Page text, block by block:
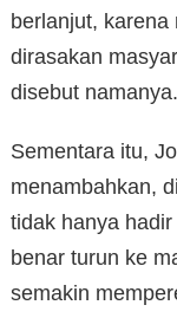
berlanjut,
dirasakan
disebut namanya.
Sementara itu,
menambahkan,
tidak hanya
benar turun ke
semakin